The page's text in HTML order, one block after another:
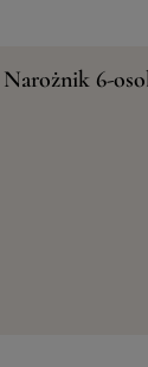
Narożnik 6-